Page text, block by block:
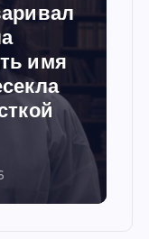
имя